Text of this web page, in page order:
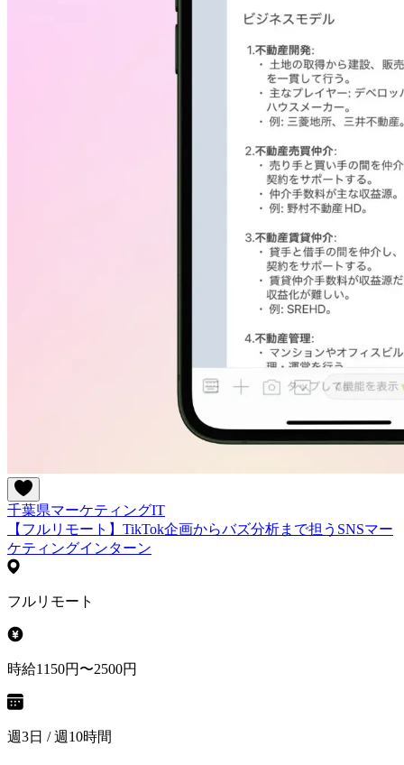
千葉県マーケティングIT
【フルリモート】TikTok企画からバズ分析まで担うSNSマー
ケティングインターン
フルリモート
時給1150円〜2500円
週3日 / 週10時間